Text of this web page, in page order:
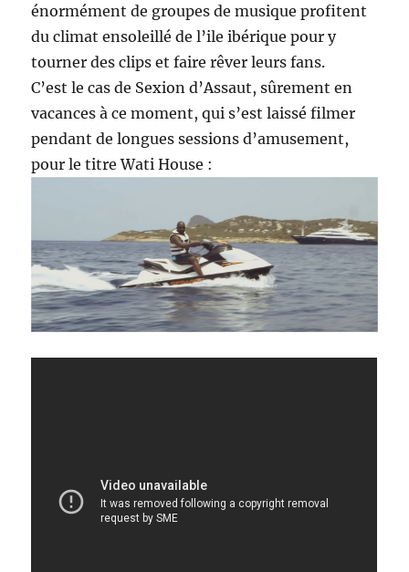
énormément de groupes de musique profitent
du climat ensoleillé de l’ile ibérique pour y
tourner des clips et faire rêver leurs fans.
C’est le cas de Sexion d’Assaut, sûrement en
vacances à ce moment, qui s’est laissé filmer
pendant de longues sessions d’amusement,
pour le titre Wati House :